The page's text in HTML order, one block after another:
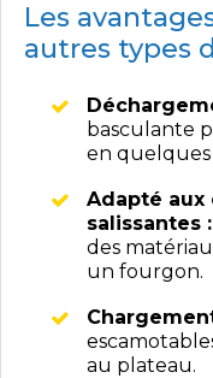
Les
autres types
basculante
en quelques
Adapté aux
salissantes :
des
un fourgon.
au plateau.